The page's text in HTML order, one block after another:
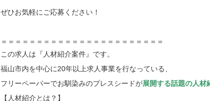
ぜひお気軽にご応募ください！
＝＝＝＝＝＝＝＝＝＝＝＝＝＝＝＝＝＝＝＝＝＝＝
この求人は『人材紹介案件』です。
福山市内を中心に20年以上求人事業を行なっている、
フリーペーパーでお馴染みのプレスシードが展開する話題の人材
【人材紹介とは？】